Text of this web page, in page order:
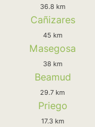
36.8 km
Cañizares
45 km
Masegosa
38 km
Beamud
29.7 km
Priego
17.3 km